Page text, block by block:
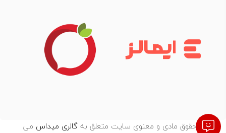
تمامی حقوق مادی و معنوی سایت متعلق بهگالری میداس می